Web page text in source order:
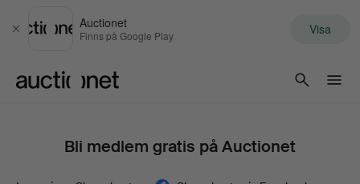
Stäng
Auctionet
Finns på Google Play Visa
Bli medlem gratis på Auctionet